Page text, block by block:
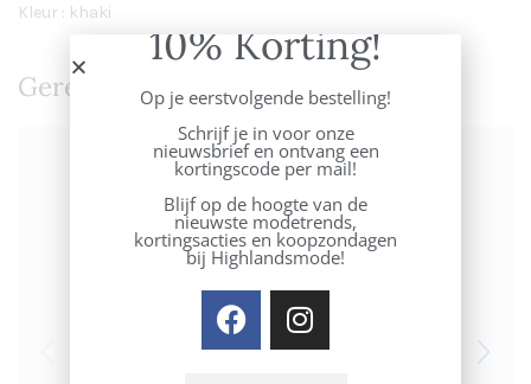
Kleur : khaki
Gerelateerde Producten
10% Korting!
Op je eerstvolgende bestelling!
Schrijf je in voor onze
nieuwsbrief en ontvang een
kortingscode per mail!
Blijf op de hoogte van de
nieuwste modetrends,
kortingsacties en koopzondagen
bij Highlandsmode!